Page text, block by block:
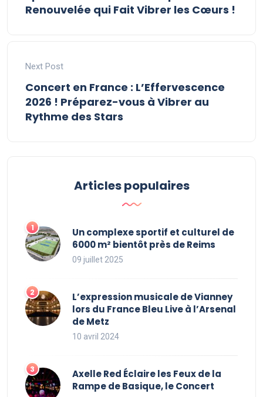
Renouvelée qui Fait Vibrer les Cœurs !
Next Post
Concert en France : L’Effervescence
2026 ! Préparez-vous à Vibrer au
Rythme des Stars
Articles populaires
Un complexe sportif et culturel de
6000 m² bientôt près de Reims
09 juillet 2025
L’expression musicale de Vianney
lors du France Bleu Live à l’Arsenal
de Metz
10 avril 2024
Axelle Red Éclaire les Feux de la
Rampe de Basique, le Concert